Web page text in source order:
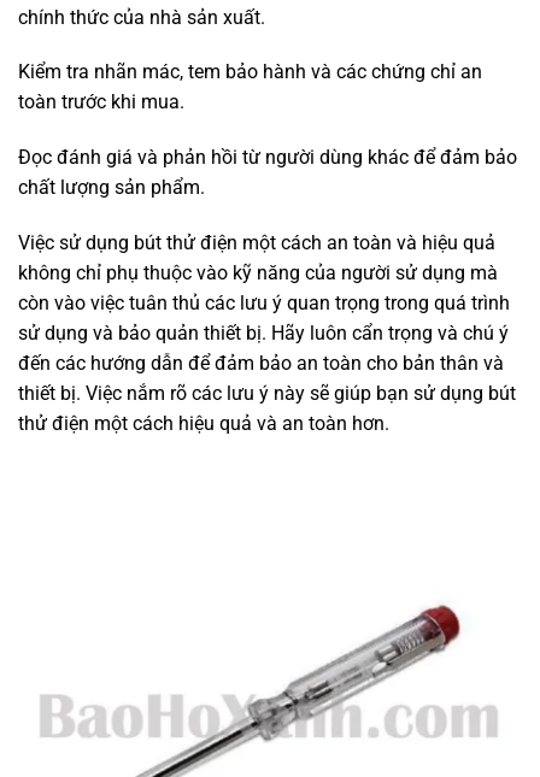
chính thức của nhà sản xuất.
Kiểm tra nhãn mác, tem bảo hành và các chứng chỉ an
toàn trước khi mua.
Đọc đánh giá và phản hồi từ người dùng khác để đảm bảo
chất lượng sản phẩm.
Việc sử dụng bút thử điện một cách an toàn và hiệu quả
không chỉ phụ thuộc vào kỹ năng của người sử dụng mà
còn vào việc tuân thủ các lưu ý quan trọng trong quá trình
sử dụng và bảo quản thiết bị. Hãy luôn cẩn trọng và chú ý
đến các hướng dẫn để đảm bảo an toàn cho bản thân và
thiết bị. Việc nắm rõ các lưu ý này sẽ giúp bạn sử dụng bút
thử điện một cách hiệu quả và an toàn hơn.